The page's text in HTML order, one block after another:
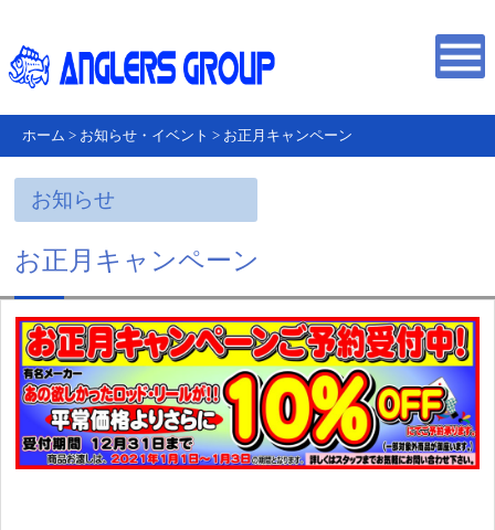
ホーム > お知らせ・イベント > お正月キャンペーン
お知らせ
お正月キャンペーン